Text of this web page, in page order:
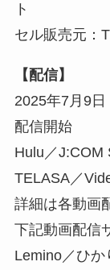
ト
セル販売元：
【配信】
2025年7月9
配信開始
Hulu／J:COM
TELASA／
詳細は各動画
下記動画配信
Lemino／ひ